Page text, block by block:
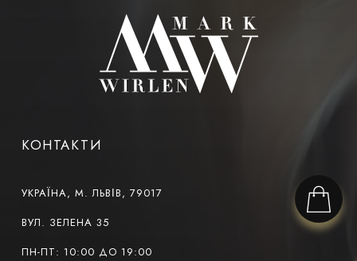
КОНТАКТИ
УКРАЇНА, М. ЛЬВІВ, 79017
ВУЛ. ЗЕЛЕНА 35
ПН-ПТ: 10:00 ДО 19:00